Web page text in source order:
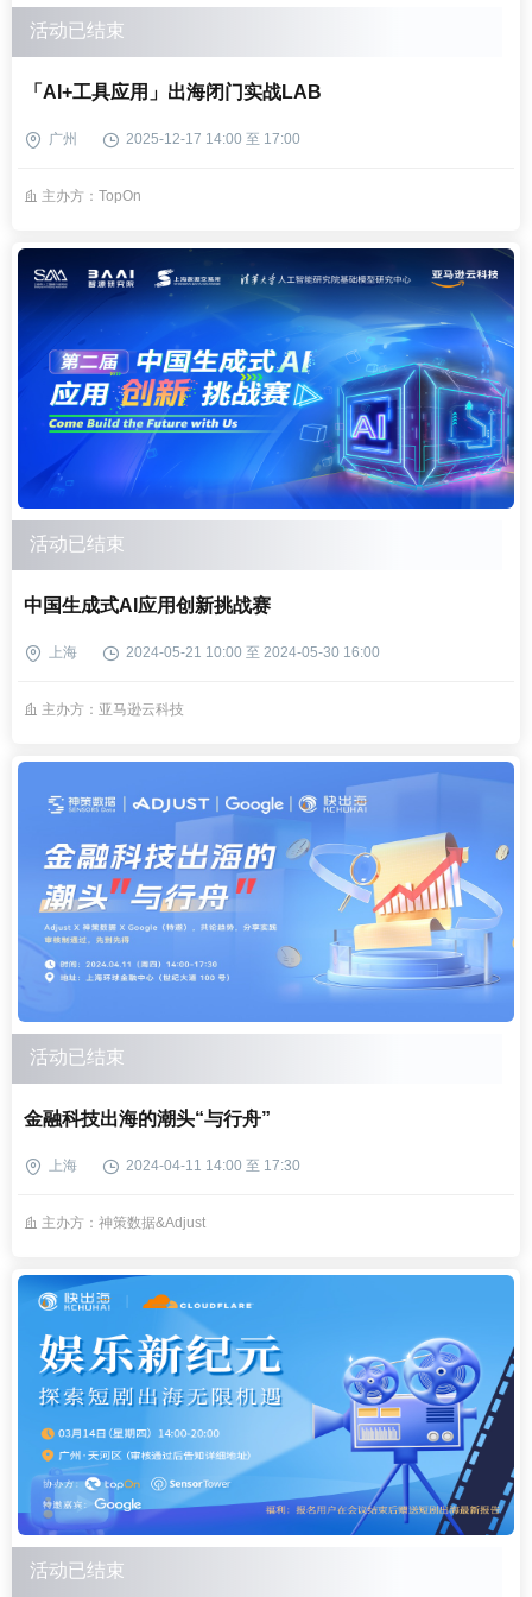
活动已结束
「AI+工具应用」出海闭门实战LAB
广州 2025-12-17 14:00 至 17:00
主办方：TopOn
活动已结束
中国生成式AI应用创新挑战赛
上海 2024-05-21 10:00 至 2024-05-30 16:00
主办方：亚马逊云科技
活动已结束
金融科技出海的潮头“与行舟”
上海 2024-04-11 14:00 至 17:30
主办方：神策数据&Adjust
活动已结束